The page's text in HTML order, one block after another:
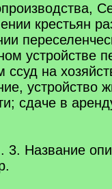
крестьян
устройстве
ссуд на
устройство
сдаче в
Название